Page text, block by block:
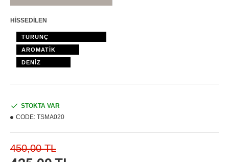
HİSSEDİLEN
TURUNÇ
AROMATİK
DENİZ
450,00 TL
STOKTA VAR
CODE: TSMA020